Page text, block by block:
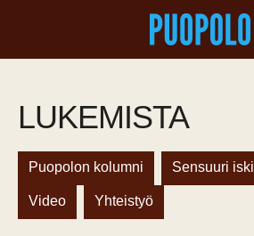
LUKEMISTA
Puopolon kolumni Sensuuri iski
Video Yhteistyö